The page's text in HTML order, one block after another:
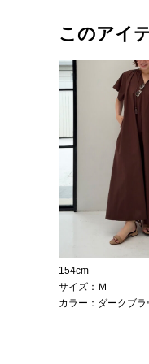
このアイ
154cm
サイズ：Ｍ
カラー：ダークブラ